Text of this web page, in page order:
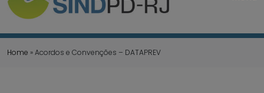
Home » Acordos e Convenções – DATAPREV